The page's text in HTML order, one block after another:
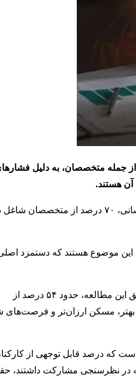
جمله متخصصان، به دلیل
آن هستند.
، بر اساس تازه‌ترین مطالعه شرکت رابرت والتز متخصص استخدام و مشاوره نیروی انسانی، ۷۰ درصد از متخصصان
می‌دهد که ۹۰ درصد از شرکت‌کنندگان نگران این موضوع هستند که
نگرانی‌ها در مورد کفایت دستمزدها در برابر هزینه‌های فزاینده، تنها به جستجوی شغل دوم محدود نمی‌شود. طبق این مطالعه، حدود ۵۴ درصد از
بهتر، مسکن ارزان‌تر و
که درصد قابل توجهی از
ویکتوریا (۸۴ درصد)، کوئینزلند (۸۳ درصد) و استرالیای غربی (۸۰ درصد) که در نظرسنجی مشارکت